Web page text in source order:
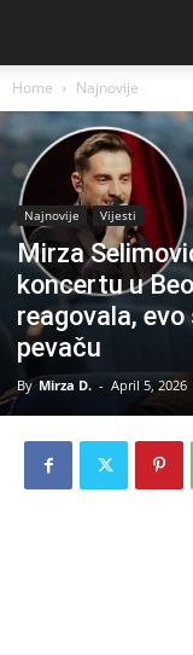
Home Najnovije
Najnovije Vijesti
Mirza
koncertu u
reagovala,
pevaču
By Mirza D. - April 5, 2026